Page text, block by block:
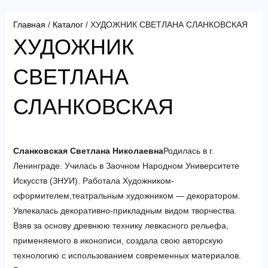
Главная / Каталог/ ХУДОЖНИК СВЕТЛАНА СЛАНКОВСКАЯ
ХУДОЖНИК
СВЕТЛАНА
СЛАНКОВСКАЯ
Сланковская Светлана НиколаевнаРодилась в г.
Ленинграде. Училась в Заочном Народном Университете
Искусств (ЗНУИ). Работала Художником-
оформителем,театральным художником — декоратором.
Увлекалась декоративно-прикладным видом творчества.
Взяв за основу древнюю технику левкасного рельефа,
применяемого в иконописи, создала свою авторскую
технологию с использованием современных материалов.